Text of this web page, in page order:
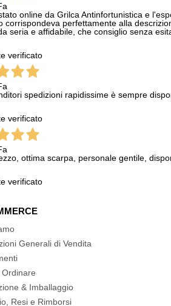
online da Grilca Antinfortunistica e
corrispondeva perfettamente alla
seria e affidabile, che consiglio senza
verificato
spedizioni rapidissime è sempre
verificato
ottima scarpa, personale gentile,
verificato
Generali di Vendita
& Imballaggio
Resi e Rimborsi